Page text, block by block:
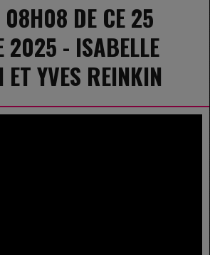
08H08 DE CE 25
2025 - ISABELLE
ET YVES REINKIN